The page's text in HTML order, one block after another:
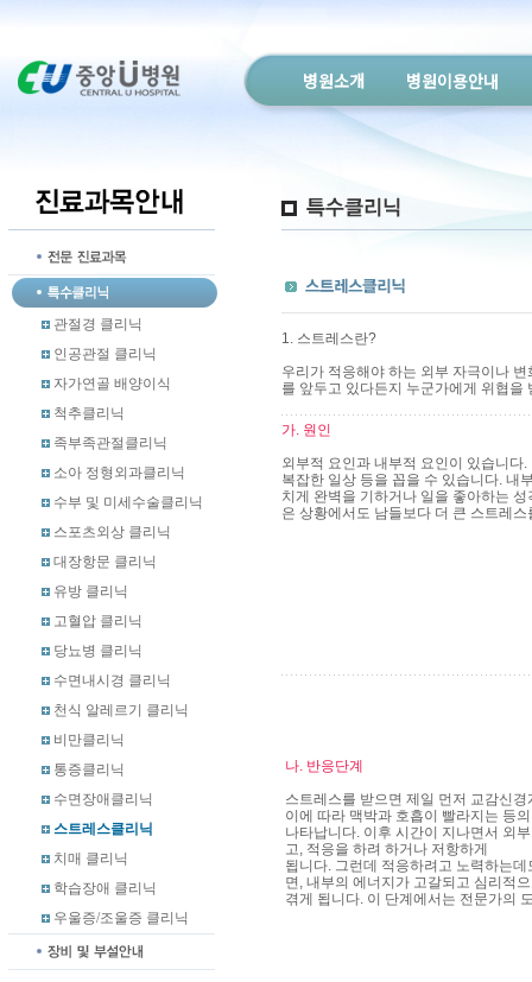
병원소개 병원이용안내
관절경 클리닉
인공관절 클리닉
자가연골 배양이식
척추클리닉
족부족관절클리닉
소아 정형외과클리닉
수부 및 미세수술클리닉
스포츠외상 클리닉
대장항문 클리닉
유방 클리닉
고혈압 클리닉
당뇨병 클리닉
수면내시경 클리닉
천식 알레르기 클리닉
비만클리닉
통증클리닉
수면장애클리닉
스트레스클리닉
치매 클리닉
학습장애 클리닉
우울증/조울증 클리닉
1. 스트레스란?
우리가 적응해야 하는 외부 자극이나
를 앞두고 있다든지 누군가에게 위협
가. 원인
외부적 요인과 내부적 요인이 있습니다
복잡한 일상 등을 꼽을 수 있습니다. 내
치게 완벽을 기하거나 일을 좋아하는
은 상황에서도 남들보다 더 큰 스트레
나. 반응단계
스트레스를 받으면 제일 먼저 교감신
이에 따라 맥박과 호흡이 빨라지는 등
나타납니다. 이후 시간이 지나면서 외
고, 적응을 하려 하거나 저항하게
됩니다. 그런데 적응하려고 노력하는
면, 내부의 에너지가 고갈되고 심리적
겪게 됩니다. 이 단계에서는 전문가의